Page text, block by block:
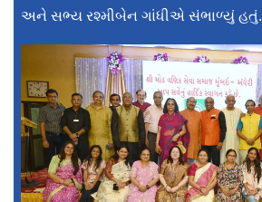
અને સભ્ય રશ્મીબેન ગાંધીએ સંભાળ્યું હતું.